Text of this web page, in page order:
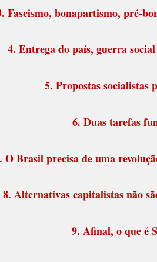
Fascismo, bonapartismo, pré-
4. Entrega do país, guerra
5. Propostas socialistas
6. Duas tarefas
O Brasil precisa de uma
8. Alternativas capitalistas não
9. Afinal, o que é